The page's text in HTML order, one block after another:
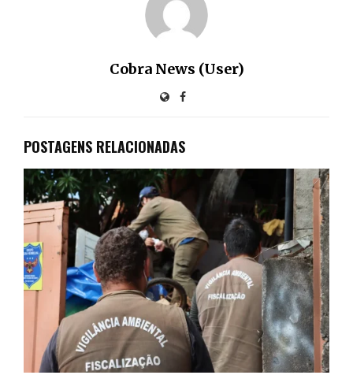
Cobra News (User)
POSTAGENS RELACIONADAS